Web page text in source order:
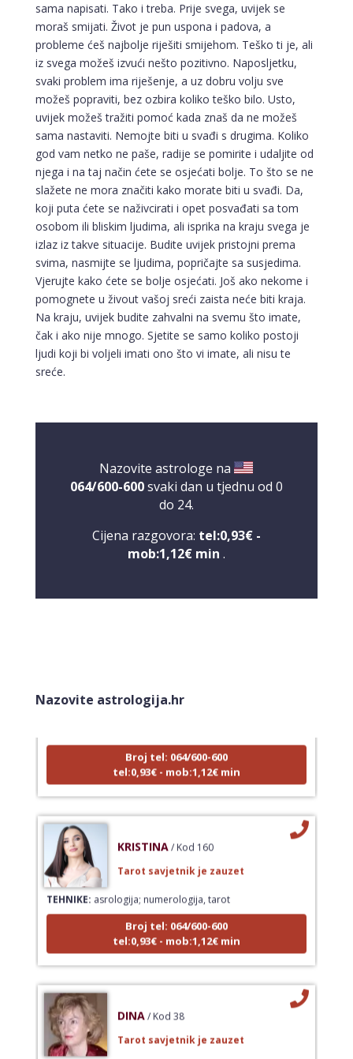
sama napisati. Tako i treba. Prije svega, uvijek se
moraš smijati. Život je pun uspona i padova, a
probleme ćeš najbolje riješiti smijehom. Teško ti je, ali
iz svega možeš izvući nešto pozitivno. Naposljetku,
svaki problem ima riješenje, a uz dobru volju sve
možeš popraviti, bez ozbira koliko teško bilo. Usto,
uvijek možeš tražiti pomoć kada znaš da ne možeš
sama nastaviti. Nemojte biti u svađi s drugima. Koliko
god vam netko ne paše, radije se pomirite i udaljite od
njega i na taj način ćete se osjećati bolje. To što se ne
slažete ne mora značiti kako morate biti u svađi. Da,
koji puta ćete se naživcirati i opet posvađati sa tom
osobom ili bliskim ljudima, ali isprika na kraju svega je
izlaz iz takve situacije. Budite uvijek pristojni prema
svima, nasmijte se ljudima, popričajte sa susjedima.
Vjerujte kako ćete se bolje osjećati. Još ako nekome i
pomognete u živout vašoj sreći zaista neće biti kraja.
Na kraju, uvijek budite zahvalni na svemu što imate,
čak i ako nije mnogo. Sjetite se samo koliko postoji
ljudi koji bi voljeli imati ono što vi imate, ali nisu te
sreće.
Nazovite astrologe na
064/600-600svaki dan u tjednu od 0
do 24.
Cijena razgovora: tel:0,93€ -
mob:1,12€ min .
Nazovite astrologija.hr
Tarot savjetnik je zauzet
Broj tel: 064/600-600
tel:0,93€ - mob:1,12€ min
TEHNIKE:asrologija; numerologija, tarot
Broj tel: 064/600-600
tel:0,93€ - mob:1,12€ min